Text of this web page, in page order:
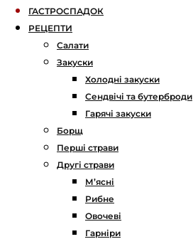
ГАСТРОСПАДОК
РЕЦЕПТИ
Салати
Закуски
Холодні закуски
Сендвічі та бутерброди
Гарячі закуски
Борщ
Перші страви
Другі страви
М’ясні
Рибне
Овочеві
Гарніри